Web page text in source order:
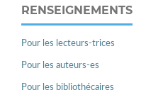
RENSEIGNEMENTS
Pour les lecteurs-trices
Pour les auteurs-es
Pour les bibliothécaires